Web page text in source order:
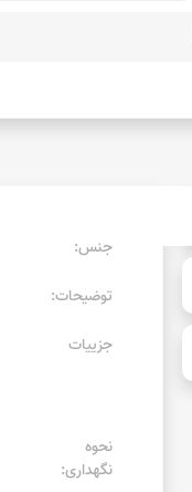
جنس:
توضیحات:
جزییات
نحوه
نگهداری: